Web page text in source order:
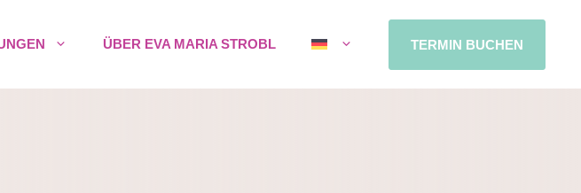
ÜBER EVA MARIA STROBL TERMIN BUCHEN